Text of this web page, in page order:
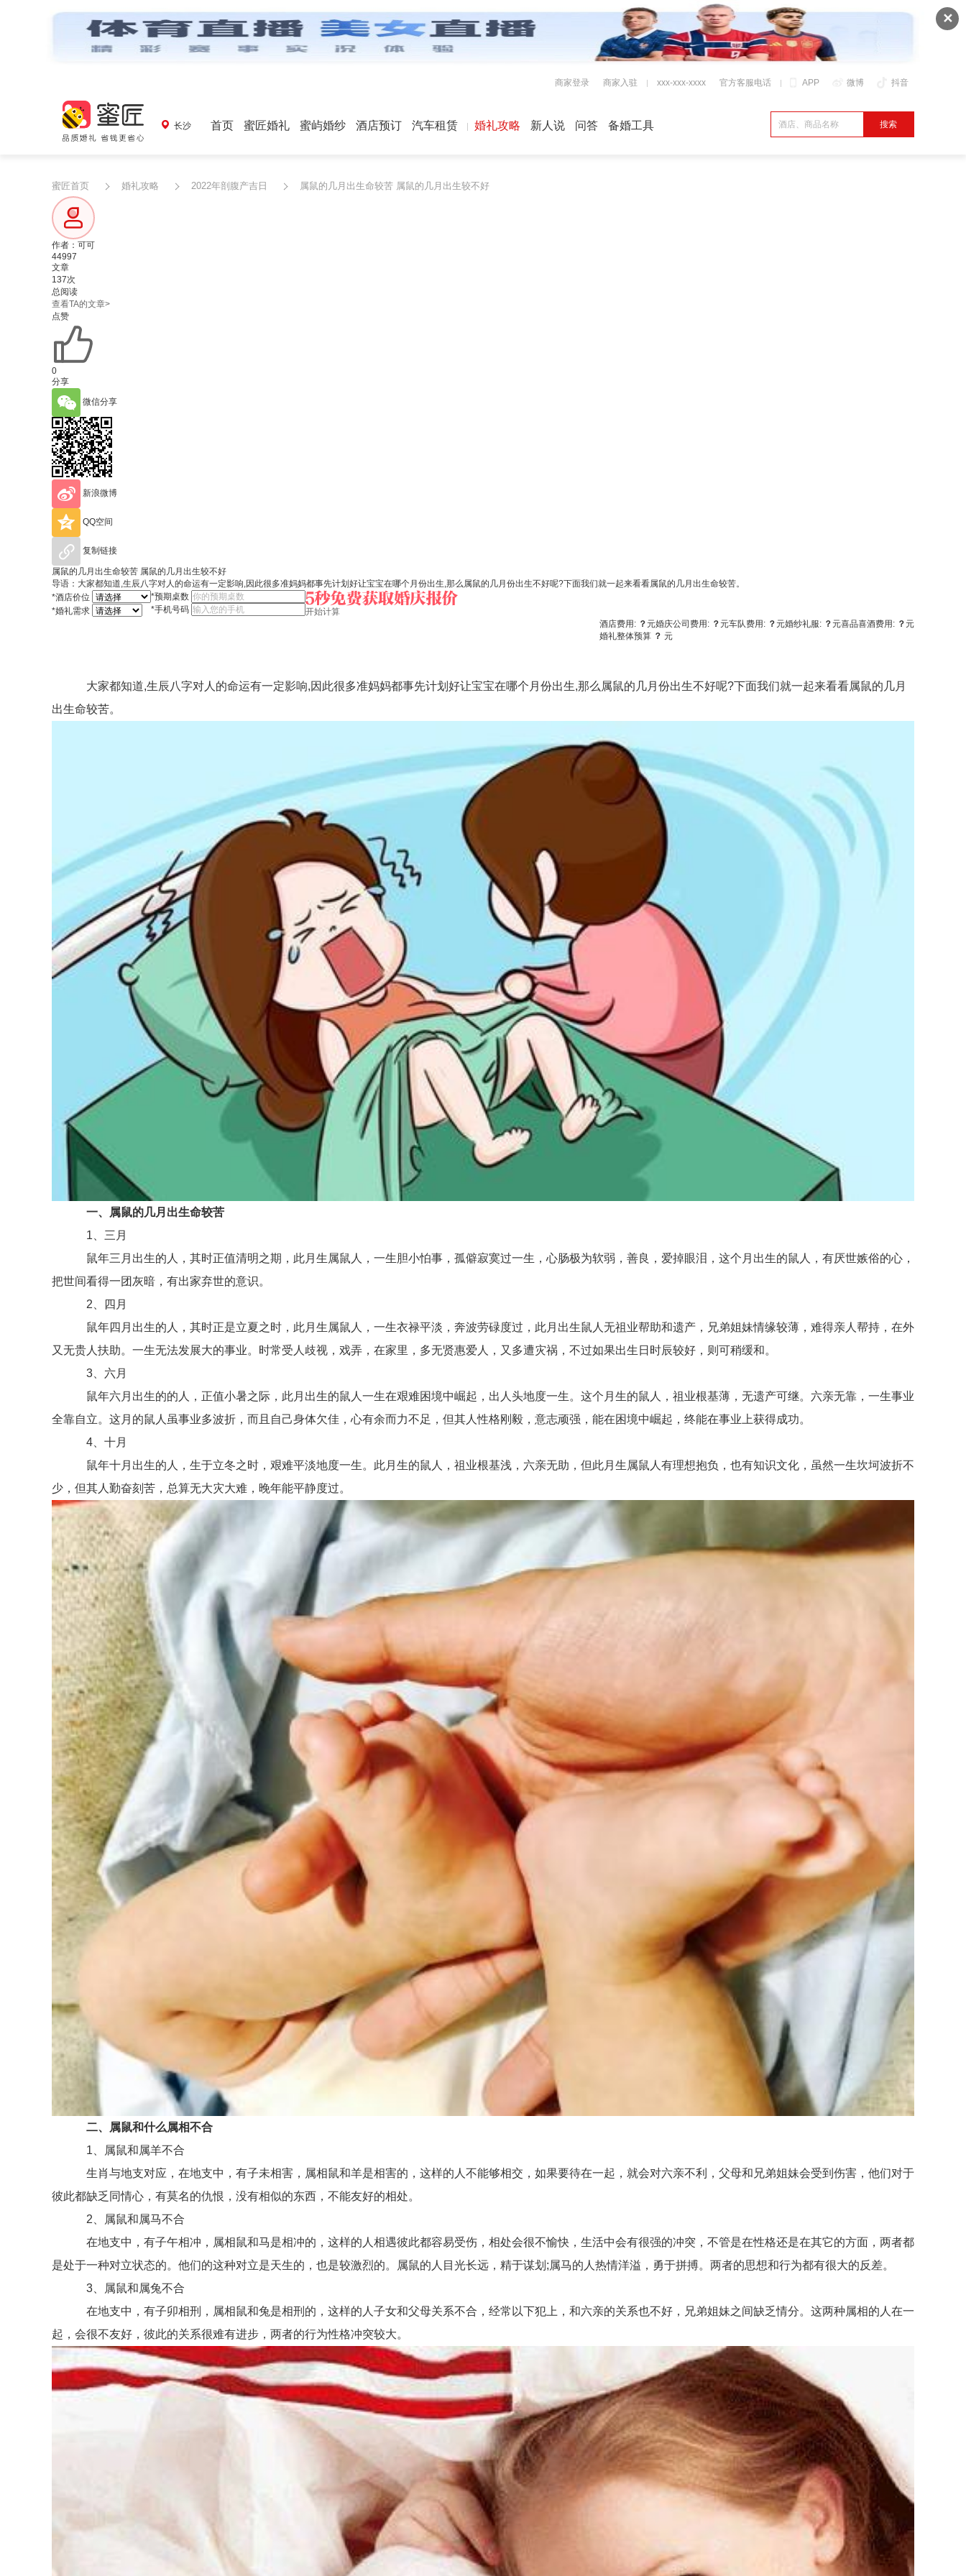
✕
APP 微博 抖音
商家登录 商家入驻 xxx-xxx-xxxx 官方客服电话
长沙 首页 蜜匠婚礼 蜜屿婚纱 酒店预订 汽车租赁 婚礼攻略 新人说 问答 备婚工具
蜜匠首页 婚礼攻略 2022年剖腹产吉日 属鼠的几月出生命较苦 属鼠的几月出生较不好
作者：可可
44997
文章
137次
总阅读
查看TA的文章>
点赞
0
分享
微信分享
新浪微博
QQ空间
复制链接
属鼠的几月出生命较苦 属鼠的几月出生较不好
导语：大家都知道,生辰八字对人的命运有一定影响,因此很多准妈妈都事先计划好让宝宝在哪个月份出生,那么属鼠的几月份出生不好呢?下面我们就一起来看看属鼠的几月出生命较苦。
*酒店价位
*婚礼需求
*预期桌数
*手机号码
开始计算
酒店费用: ？元婚庆公司费用: ？元车队费用: ？元婚纱礼服: ？元喜品喜酒费用: ？元
婚礼整体预算 ？ 元
大家都知道,生辰八字对人的命运有一定影响,因此很多准妈妈都事先计划好让宝宝在哪个月份出生,那么属鼠的几月份出生不好呢?下面我们就一起来看看属鼠的几月
出生命较苦。
一、属鼠的几月出生命较苦
1、三月
鼠年三月出生的人，其时正值清明之期，此月生属鼠人，一生胆小怕事，孤僻寂寞过一生，心肠极为软弱，善良，爱掉眼泪，这个月出生的鼠人，有厌世嫉俗的心，
把世间看得一团灰暗，有出家弃世的意识。
2、四月
鼠年四月出生的人，其时正是立夏之时，此月生属鼠人，一生衣禄平淡，奔波劳碌度过，此月出生鼠人无祖业帮助和遗产，兄弟姐妹情缘较薄，难得亲人帮持，在外
又无贵人扶助。一生无法发展大的事业。时常受人歧视，戏弄，在家里，多无贤惠爱人，又多遭灾祸，不过如果出生日时辰较好，则可稍缓和。
3、六月
鼠年六月出生的的人，正值小暑之际，此月出生的鼠人一生在艰难困境中崛起，出人头地度一生。这个月生的鼠人，祖业根基薄，无遗产可继。六亲无靠，一生事业
全靠自立。这月的鼠人虽事业多波折，而且自己身体欠佳，心有余而力不足，但其人性格刚毅，意志顽强，能在困境中崛起，终能在事业上获得成功。
4、十月
鼠年十月出生的人，生于立冬之时，艰难平淡地度一生。此月生的鼠人，祖业根基浅，六亲无助，但此月生属鼠人有理想抱负，也有知识文化，虽然一生坎坷波折不
少，但其人勤奋刻苦，总算无大灾大难，晚年能平静度过。
二、属鼠和什么属相不合
1、属鼠和属羊不合
生肖与地支对应，在地支中，有子未相害，属相鼠和羊是相害的，这样的人不能够相交，如果要待在一起，就会对六亲不利，父母和兄弟姐妹会受到伤害，他们对于
彼此都缺乏同情心，有莫名的仇恨，没有相似的东西，不能友好的相处。
2、属鼠和属马不合
在地支中，有子午相冲，属相鼠和马是相冲的，这样的人相遇彼此都容易受伤，相处会很不愉快，生活中会有很强的冲突，不管是在性格还是在其它的方面，两者都
是处于一种对立状态的。他们的这种对立是天生的，也是较激烈的。属鼠的人目光长远，精于谋划;属马的人热情洋溢，勇于拼搏。两者的思想和行为都有很大的反差。
3、属鼠和属兔不合
在地支中，有子卯相刑，属相鼠和兔是相刑的，这样的人子女和父母关系不合，经常以下犯上，和六亲的关系也不好，兄弟姐妹之间缺乏情分。这两种属相的人在一
起，会很不友好，彼此的关系很难有进步，两者的行为性格冲突较大。